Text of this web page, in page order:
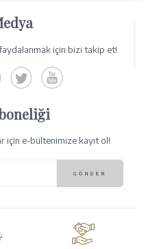
için bizi takip et!
için e-bültenimize kayıt ol!